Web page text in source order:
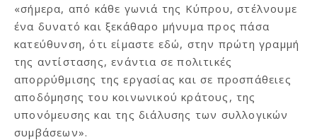
«σήμερα, από κάθε γωνιά της Κύπρου, στέλνουμε
ένα δυνατό και ξεκάθαρο μήνυμα προς πάσα
κατεύθυνση, ότι είμαστε εδώ, στην πρώτη γραμμή
της αντίστασης, ενάντια σε πολιτικές
απορρύθμισης της εργασίας και σε προσπάθειες
αποδόμησης του κοινωνικού κράτους, της
υπονόμευσης και της διάλυσης των συλλογικών
συμβάσεων».